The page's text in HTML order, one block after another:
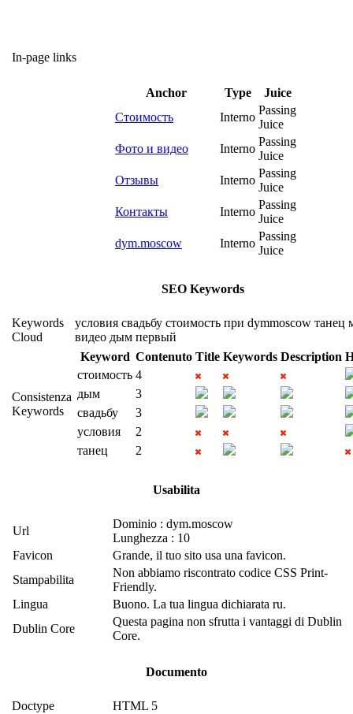
In-page links
Anchor Type
Juice
Стоимость
Interno
Passing
Juice
Фото и видео
Interno
Passing
Juice
Отзывы
Interno
Passing
Juice
Контакты
Interno
Passing
Juice
dym.moscow
Interno
Passing
Juice
SEO Keywords
Keywords
Cloud
условия свадьбу стоимость при dymmoscow танец
видео дым первый
Consistenza
Keywords
Keyword Contenuto Title Keywords Description
стоимость 4
дым
3
свадьбу
3
условия
2
танец
2
Usabilita
Url
Dominio : dym.moscow
Lunghezza : 10
Favicon
Grande, il tuo sito usa una favicon.
Stampabilita
Non abbiamo riscontrato codice CSS Print-
Friendly.
Lingua
Buono. La tua lingua dichiarata ru.
Dublin Core
Questa pagina non sfrutta i vantaggi di Dublin
Core.
Documento
Doctype
HTML 5